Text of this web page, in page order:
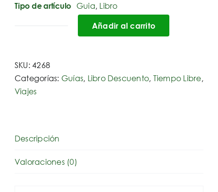
Tipo de artículo Guia, Libro
THAILANDIA
cantidad
Añadir al carrito
SKU:4268
Categorías: Guías, Libro Descuento, Tiempo Libre,
Viajes
Descripción
Valoraciones (0)